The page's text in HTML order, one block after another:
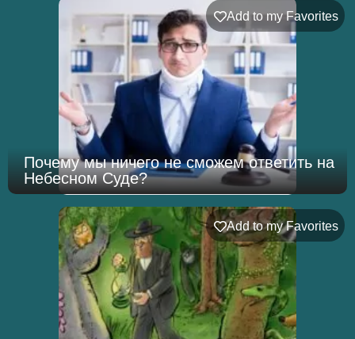
Add to my Favorites
Почему мы ничего не сможем ответить на
Небесном Суде?
Add to my Favorites